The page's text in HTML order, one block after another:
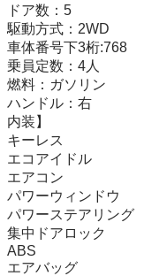
ドア数：5
駆動方式：2WD
車体番号下3桁:768
乗員定数：4人
燃料：ガソリン
ハンドル：右
内装】
キーレス
エコアイドル
エアコン
パワーウィンドウ
パワーステアリング
集中ドアロック
ABS
エアバッグ